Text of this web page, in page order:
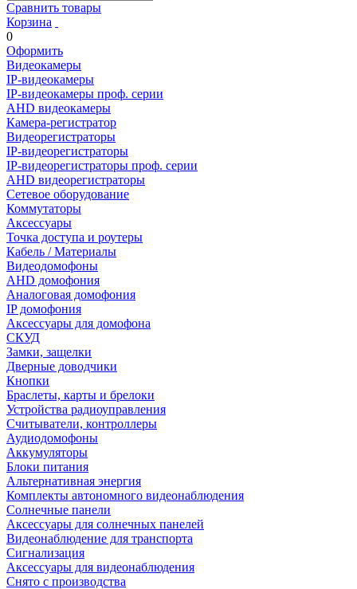
Сравнить товары
Корзина
0
Оформить
Видеокамеры
IP-видеокамеры
IP-видеокамеры проф. серии
AHD видеокамеры
Камера-регистратор
Видеорегистраторы
IP-видеорегистраторы
IP-видеорегистраторы проф. серии
AHD видеорегистраторы
Сетевое оборудование
Коммутаторы
Аксессуары
Точка доступа и роутеры
Кабель / Материалы
Видеодомофоны
AHD домофония
Аналоговая домофония
IP домофония
Аксессуары для домофона
СКУД
Замки, защелки
Дверные доводчики
Кнопки
Браслеты, карты и брелоки
Устройства радиоуправления
Считыватели, контроллеры
Аудиодомофоны
Аккумуляторы
Блоки питания
Альтернативная энергия
Комплекты автономного видеонаблюдения
Солнечные панели
Аксессуары для солнечных панелей
Видеонаблюдение для транспорта
Сигнализация
Аксессуары для видеонаблюдения
Снято с производства